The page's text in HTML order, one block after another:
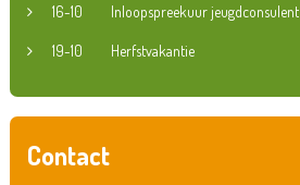
16-10 Inloopspreekuur jeugdconsulent
19-10 Herfstvakantie
Contact